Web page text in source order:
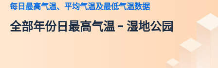
每日最高气温、平均气温及最低气温数据
全部年份日最高气温 - 湿地公园